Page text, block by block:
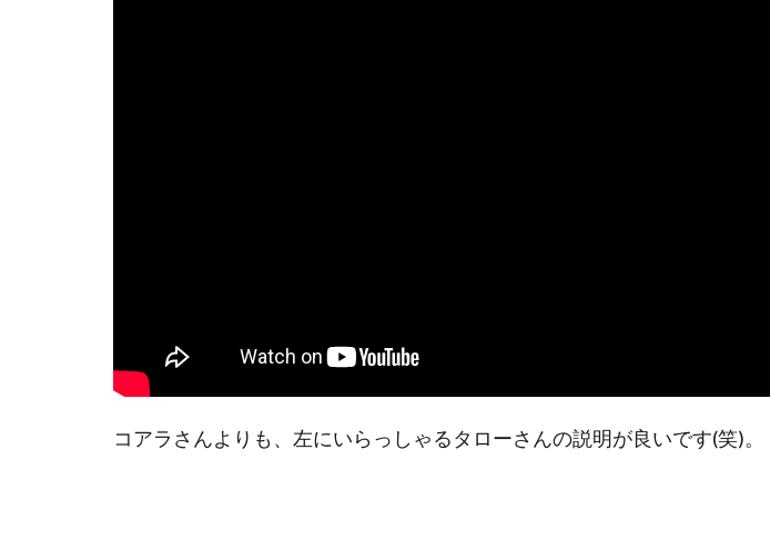
コアラさんよりも、左にいらっしゃるタローさんの説明が良いです(笑)。